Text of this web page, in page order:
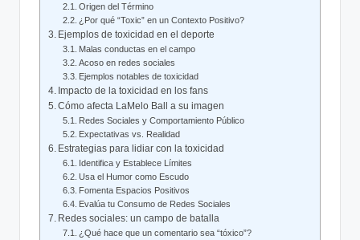
Origen del Término
¿Por qué “Toxic” en un Contexto Positivo?
Ejemplos de‌ toxicidad en el deporte
Malas conductas en el campo
Acoso en redes sociales
Ejemplos notables​ de toxicidad
Impacto de la toxicidad en los fans
Cómo afecta LaMelo Ball a su⁤ imagen
Redes Sociales y Comportamiento Público
Expectativas vs. Realidad
Estrategias para lidiar con la toxicidad
Identifica ⁤y‍ Establece Límites
Usa el Humor como Escudo
Fomenta‍ Espacios Positivos
Evalúa tu Consumo de Redes ‍Sociales
Redes sociales: un campo de batalla
¿Qué hace que un comentario sea⁣ “tóxico”?